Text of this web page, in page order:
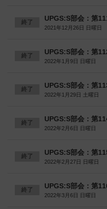
終了 UPGS:S部会：第
2021年12月26日 日曜日
終了 UPGS:S部会：第
2022年1月9日 日曜日
終了 UPGS:S部会：第
2022年1月29日 土曜日
終了 UPGS:S部会：第
2022年2月6日 日曜日
終了 UPGS:S部会：第
2022年2月27日 日曜日
終了 UPGS:S部会：第
2022年3月6日 日曜日